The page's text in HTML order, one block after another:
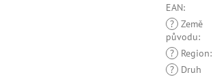
EAN:
? Země
původu:
?
Region:
?
Druh